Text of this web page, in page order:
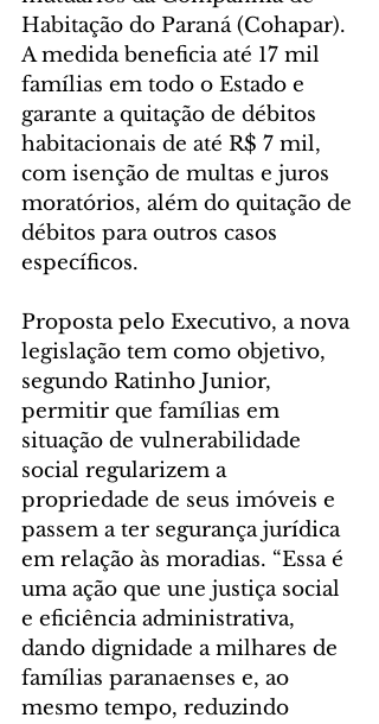
Habitação do Paraná (Cohapar).
A medida beneficia até 17 mil
famílias em todo o Estado e
garante a quitação de débitos
habitacionais de até R$ 7 mil,
com isenção de multas e juros
moratórios, além do quitação de
débitos para outros casos
específicos.
Proposta pelo Executivo, a nova
legislação tem como objetivo,
segundo Ratinho Junior,
permitir que famílias em
situação de vulnerabilidade
social regularizem a
propriedade de seus imóveis e
passem a ter segurança jurídica
em relação às moradias. “Essa é
uma ação que une justiça social
e eficiência administrativa,
dando dignidade a milhares de
famílias paranaenses e, ao
mesmo tempo, reduzindo